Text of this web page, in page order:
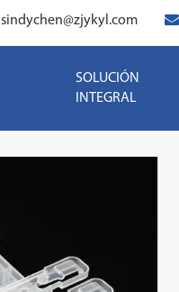
sindychen@zjykyl.com
SOLUCIÓN
INTEGRAL